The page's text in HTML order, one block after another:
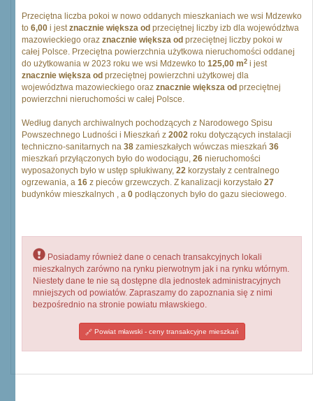
Przeciętna liczba pokoi w nowo oddanych mieszkaniach we wsi Mdzewko
to 6,00 i jestznacznie większa od przeciętnej liczby izb dla województwa
mazowieckiego oraz znacznie większa od przeciętnej liczby pokoi w
całej Polsce. Przeciętna powierzchnia użytkowa nieruchomości oddanej
do użytkowania w 2023 roku we wsi Mdzewko to 125,00 m2 i jest
znacznie większa od przeciętnej powierzchni użytkowej dla
województwa mazowieckiego oraz znacznie większa od przeciętnej
powierzchni nieruchomości w całej Polsce.
Według danych archiwalnych pochodzących z Narodowego Spisu
Powszechnego Ludności i Mieszkań z 2002 roku dotyczących instalacji
techniczno-sanitarnych na 38 zamieszkałych wówczas mieszkań 36
mieszkań przyłączonych było do wodociągu, 26 nieruchomości
wyposażonych było w ustęp spłukiwany, 22 korzystały z centralnego
ogrzewania, a 16 z pieców grzewczych. Z kanalizacji korzystało 27
budynków mieszkalnych , a 0 podłączonych było do gazu sieciowego.
Posiadamy również dane o cenach transakcyjnych lokali
mieszkalnych zarówno na rynku pierwotnym jak i na rynku wtórnym.
Niestety dane te nie są dostępne dla jednostek administracyjnych
mniejszych od powiatów. Zapraszamy do zapoznania się z nimi
bezpośrednio na stronie powiatu mławskiego.
Powiat mławski - ceny transakcyjne mieszkań